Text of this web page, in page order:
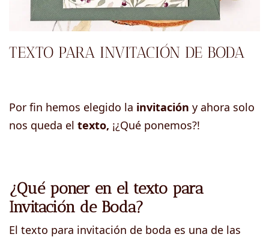
TEXTO PARA INVITACIÓN DE BODA
Por fin hemos elegido la invitación y ahora solo
nos queda el texto, ¡¿Qué ponemos?!
¿Qué poner en el texto para
Invitación de Boda?
El texto para invitación de boda es una de las